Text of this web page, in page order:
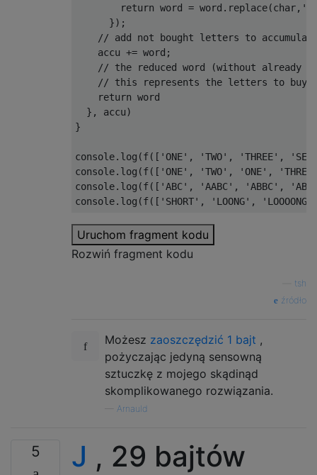
return word = word . replace(char, ''
});
// add not bought letters to
    accu
+= word ;
// the reduced word (without already
// this represents the letters to buy
return word
},
accu)
}
console. log (f([ 'ONE' , 'TWO' , 'THREE' ,
console. log (f([ 'ONE' , 'TWO' , 'ONE' ,
console. log (f([ 'ABC' , 'AABC' , 'ABBC' ,
console. log (f([ 'SHORT' , 'LOONG' , 'LOOOONG'
Uruchom fragment kodu
Rozwiń fragment kodu
tsh
źródło
Możesz zaoszczędzić 1 bajt ,
pożyczając jedyną sensowną
sztuczkę z mojego skądinąd
skomplikowanego rozwiązania.
Arnauld
5 J , 29 bajtów